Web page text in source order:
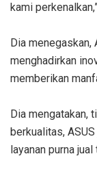
kami
Dia menegaskan,
menghadirkan
memberikan
Dia mengatakan,
berkualitas,
layanan purna jual